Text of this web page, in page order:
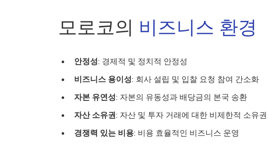
모로코의 비즈니스 환경
안정성: 경제적 및 정치적 안정성
비즈니스 용이성: 회사 설립 및 입찰 요청 참여 간소화
자본 유연성: 자본의 유동성과 배당금의 본국 송환
자산 소유권: 자산 및 투자 거래에 대한 비제한적 소유권
경쟁력 있는 비용: 비용 효율적인 비즈니스 운영